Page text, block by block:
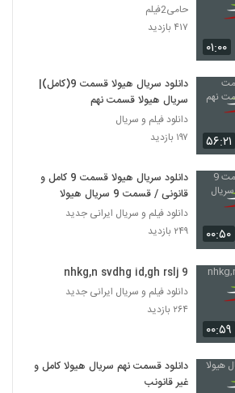
۰۱:۰۰
حامی2فیلم
۴۱۷ بازدید
۵۶:۲۱
دانلود سریال هیولا قسمت 9(کامل)|
سریال هیولا قسمت نهم
دانلود فیلم و سریال
۱۹۷ بازدید
۰۰:۵۰
دانلود سریال هیولا قسمت 9 کامل و
قانونی / قسمت 9 سریال هیولا
دانلود فیلم و سریال ایرانی جدید
۲۴۹ بازدید
۰۰:۵۹
nhkg,n svdhg id,gh rslj 9
دانلود فیلم و سریال ایرانی جدید
۲۶۴ بازدید
دانلود قسمت نهم سریال هیولا کامل و
غیر قانونب